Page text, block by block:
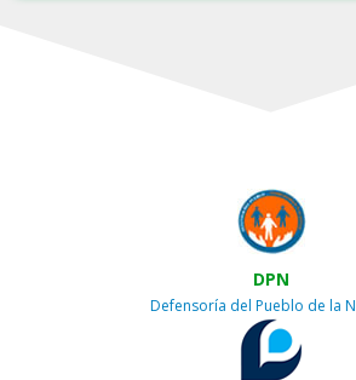
DPN
Defensoría del Pueblo de la